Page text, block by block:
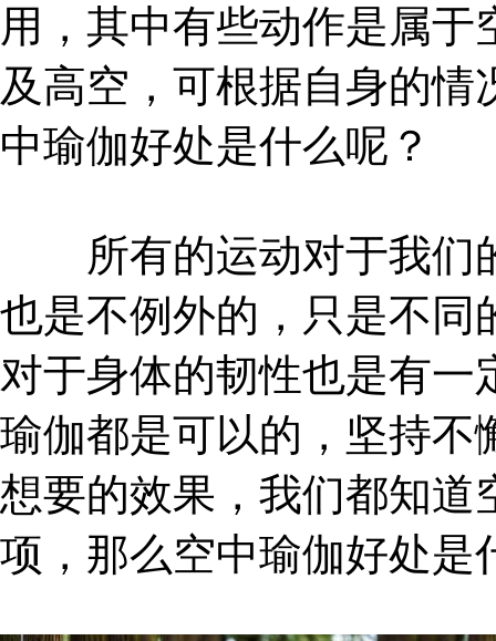
用，其中有些动作是属
及高空，可根据自身的
中瑜伽好处是什么呢？
所有的运动对于我们
也是不例外的，只是不同
对于身体的韧性也是有
瑜伽都是可以的，坚持不
想要的效果，我们都知道
项，那么空中瑜伽好处是